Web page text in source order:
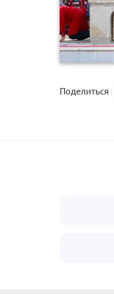
Поделиться